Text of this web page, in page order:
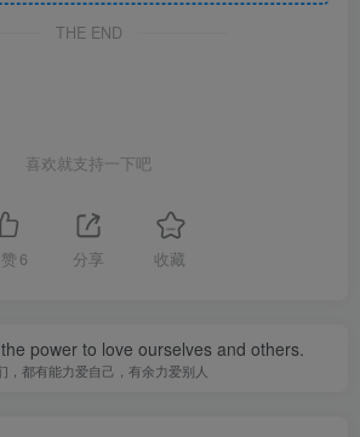
THE END
喜欢就支持一下吧
6 分享 收藏
power to love ourselves and others.
，都有能力爱自己，有余力爱别人